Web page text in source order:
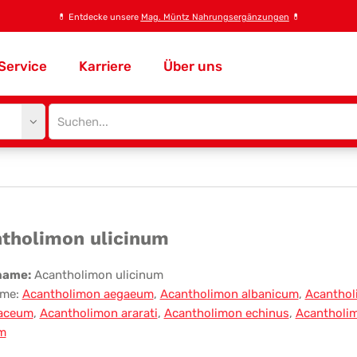
💊 Entdecke unsere Mag. Müntz Nahrungsergänzungen 💊
Karriere Über uns
Site
search
ulicinum
Acantholimon ulicinum
Acantholimon aegaeum, Acantholimon albanicum,
, Acantholimon ararati, Acantholimon echinus,